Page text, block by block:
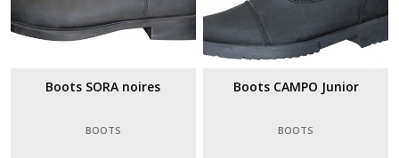
Boots SORA noires
BOOTS
Boots CAMPO Junior
BOOTS